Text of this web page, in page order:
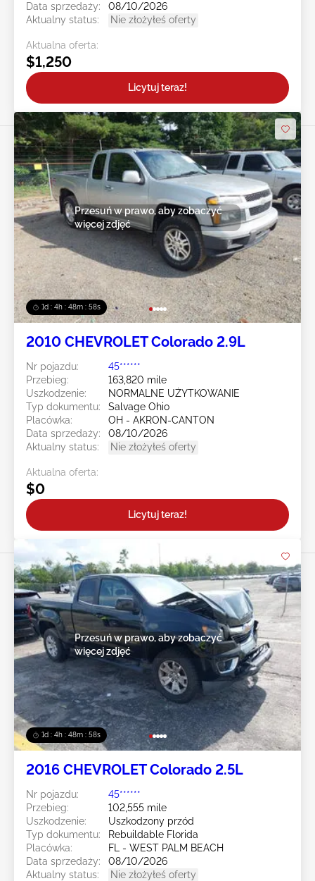
Data sprzedaży:
08/10/2026
Aktualny status:
Nie złożyłeś oferty
Aktualna oferta:
$1,250
Licytuj teraz!
1d : 4h : 48m : 55s
Przesuń w prawo, aby zobaczyć
więcej zdjęć
2010 CHEVROLET Colorado 2.9L
Nr pojazdu:
45******
Przebieg:
163,820 mile
Uszkodzenie:
NORMALNE UŻYTKOWANIE
Typ dokumentu:
Salvage Ohio
Placówka:
OH - AKRON-CANTON
Data sprzedaży:
08/10/2026
Aktualny status:
Nie złożyłeś oferty
Aktualna oferta:
$0
Licytuj teraz!
1d : 4h : 48m : 55s
Przesuń w prawo, aby zobaczyć
więcej zdjęć
2016 CHEVROLET Colorado 2.5L
Nr pojazdu:
45******
Przebieg:
102,555 mile
Uszkodzenie:
Uszkodzony przód
Typ dokumentu:
Rebuildable Florida
Placówka:
FL - WEST PALM BEACH
Data sprzedaży:
08/10/2026
Aktualny status:
Nie złożyłeś oferty